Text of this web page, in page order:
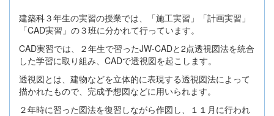
建築科３年生の実習の授業では、「施工実習」「計画実習」
「CAD実習」の３班に分かれて行っています。
CAD実習では、２年生で習ったJW-CADと2点透視図法を統合
した学習に取り組み、CADで透視図を起こします。
透視図とは、建物などを立体的に表現する透視図法によって
描かれたもので、完成予想図などに用いられます。
２年時に習った図法を復習しながら作図し、１１月に行われ